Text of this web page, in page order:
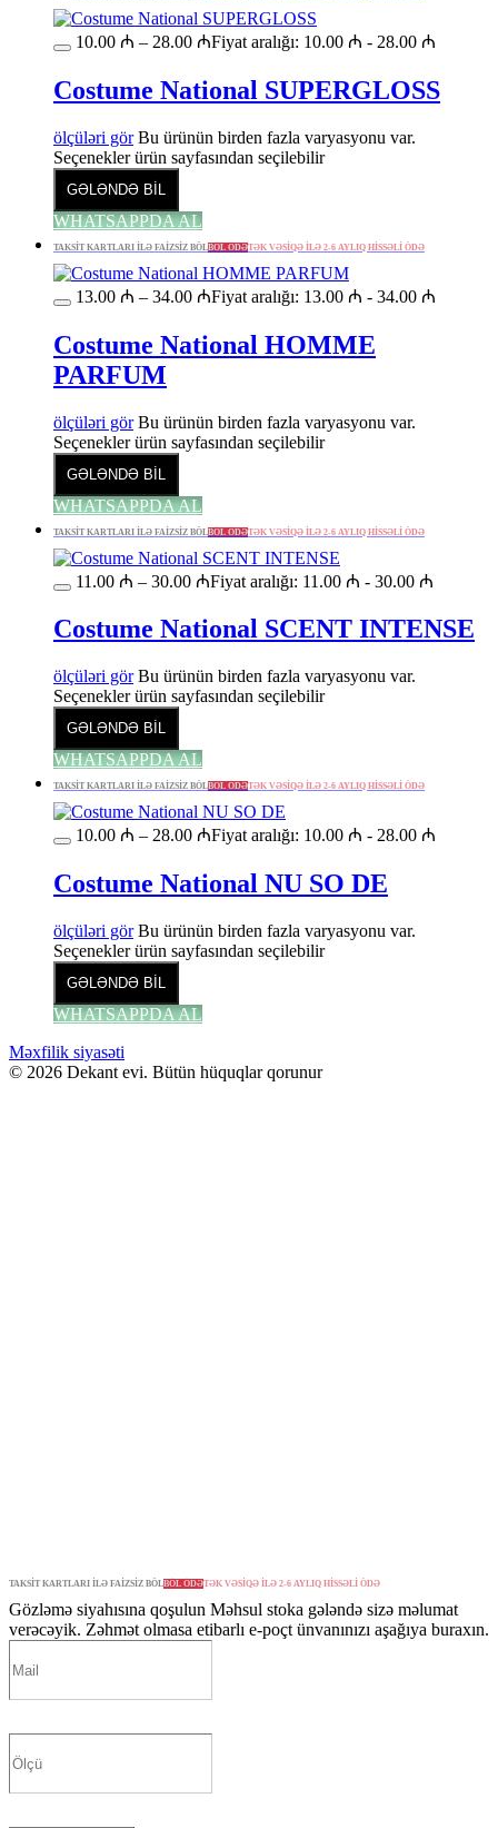
10.00 ₼ – 28.00 ₼Fiyat aralığı: 10.00 ₼ - 28.00 ₼
Costume National SUPERGLOSS
ölçüləri gör Bu ürünün birden fazla varyasyonu var.
Seçenekler ürün sayfasından seçilebilir
GƏLƏNDƏ BİL
WHATSAPPDA AL
TAKSİT KARTLARI İLƏ FAİZSİZ BÖLBÖL ÖDƏTƏK VƏSİQƏ İLƏ 2-6 AYLIQ HİSSƏLİ ÖDƏ
13.00 ₼ – 34.00 ₼Fiyat aralığı: 13.00 ₼ - 34.00 ₼
Costume National HOMME
PARFUM
ölçüləri gör Bu ürünün birden fazla varyasyonu var.
Seçenekler ürün sayfasından seçilebilir
GƏLƏNDƏ BİL
WHATSAPPDA AL
TAKSİT KARTLARI İLƏ FAİZSİZ BÖLBÖL ÖDƏTƏK VƏSİQƏ İLƏ 2-6 AYLIQ HİSSƏLİ ÖDƏ
11.00 ₼ – 30.00 ₼Fiyat aralığı: 11.00 ₼ - 30.00 ₼
Costume National SCENT INTENSE
ölçüləri gör Bu ürünün birden fazla varyasyonu var.
Seçenekler ürün sayfasından seçilebilir
GƏLƏNDƏ BİL
WHATSAPPDA AL
TAKSİT KARTLARI İLƏ FAİZSİZ BÖLBÖL ÖDƏTƏK VƏSİQƏ İLƏ 2-6 AYLIQ HİSSƏLİ ÖDƏ
10.00 ₼ – 28.00 ₼Fiyat aralığı: 10.00 ₼ - 28.00 ₼
Costume National NU SO DE
ölçüləri gör Bu ürünün birden fazla varyasyonu var.
Seçenekler ürün sayfasından seçilebilir
GƏLƏNDƏ BİL
WHATSAPPDA AL
Məxfilik siyasəti
© 2026 Dekant evi. Bütün hüquqlar qorunur
TAKSİT KARTLARI İLƏ FAİZSİZ BÖLBÖL ÖDƏTƏK VƏSİQƏ İLƏ 2-6 AYLIQ HİSSƏLİ ÖDƏ
Gözləmə siyahısına qoşulun Məhsul stoka gələndə sizə məlumat
verəcəyik. Zəhmət olmasa etibarlı e-poçt ünvanınızı aşağıya buraxın.